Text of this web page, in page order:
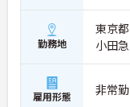
勤務地
東京
小田
雇用形態 非常